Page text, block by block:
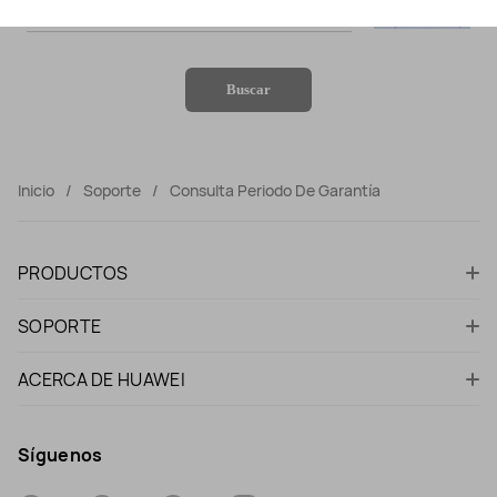
Buscar
Inicio Soporte Consulta Periodo De Garantía
PRODUCTOS
SOPORTE
ACERCA DE HUAWEI
Síguenos